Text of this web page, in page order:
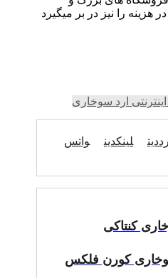
را نیز در بر میگیرد
ارد سوخاری
لینکدین
واتس
کنتاکی
سوخاری کورن فلکس